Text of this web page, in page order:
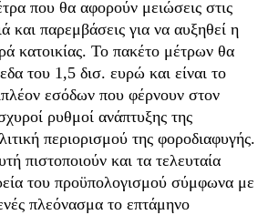
που θα αφορούν μειώσεις στις
και παρεμβάσεις για να αυξηθεί η
κατοικίας. Το πακέτο μέτρων θα
του 1,5 δισ. ευρώ και είναι το
εσόδων που φέρνουν στον
ρυθμοί ανάπτυξης της
περιορισμού της φοροδιαφυγής.
πιστοποιούν και τα τελευταία
του προϋπολογισμού σύμφωνα με
πλεόνασμα το επτάμηνο